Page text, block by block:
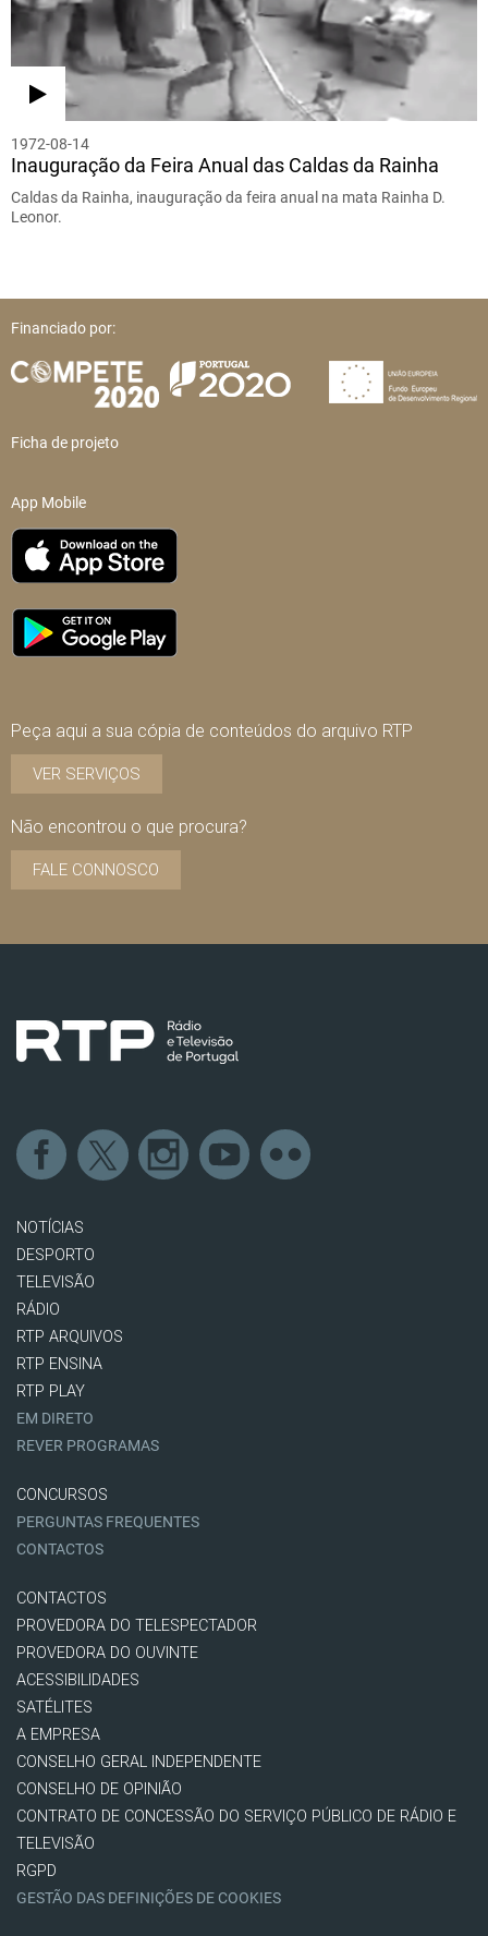
1972-08-14
Inauguração da Feira Anual das Caldas da Rainha
Caldas da Rainha, inauguração da feira anual na mata Rainha D.
Leonor.
Financiado por:
Ficha de projeto
App Mobile
Peça aqui a sua cópia de conteúdos do arquivo RTP
VER SERVIÇOS
Não encontrou o que procura?
FALE CONNOSCO
NOTÍCIAS
DESPORTO
TELEVISÃO
RÁDIO
RTP ARQUIVOS
RTP ENSINA
RTP PLAY
EM DIRETO
REVER PROGRAMAS
CONCURSOS
PERGUNTAS FREQUENTES
CONTACTOS
CONTACTOS
PROVEDORA DO TELESPECTADOR
PROVEDORA DO OUVINTE
ACESSIBILIDADES
SATÉLITES
A EMPRESA
CONSELHO GERAL INDEPENDENTE
CONSELHO DE OPINIÃO
CONTRATO DE CONCESSÃO DO SERVIÇO PÚBLICO DE RÁDIO E
TELEVISÃO
RGPD
GESTÃO DAS DEFINIÇÕES DE COOKIES